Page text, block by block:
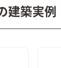
建築実例